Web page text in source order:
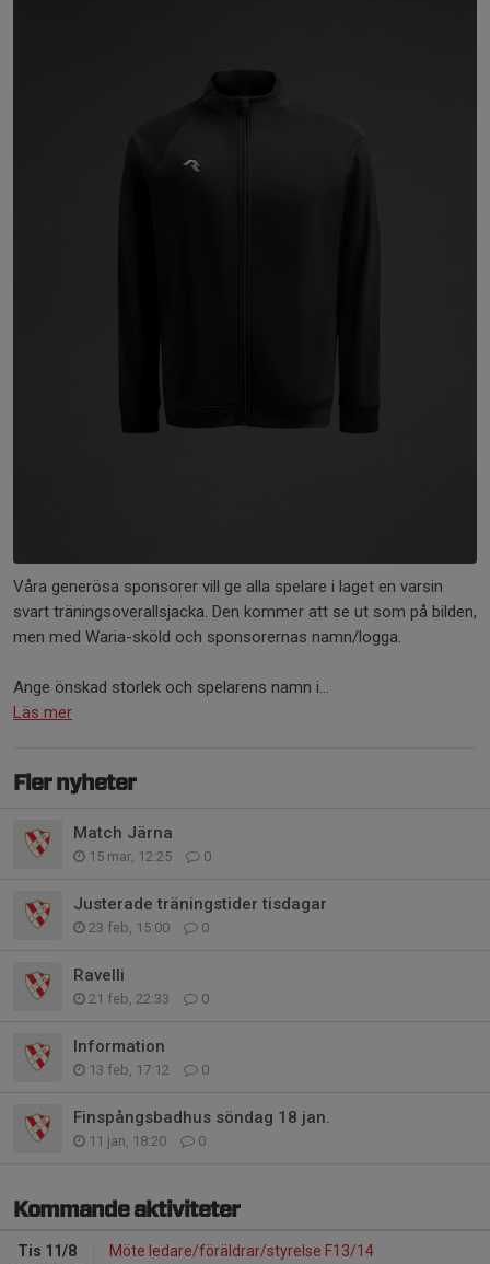
Våra generösa sponsorer vill ge alla spelare i laget en varsin
svart träningsoverallsjacka. Den kommer att se ut som på bilden,
men med Waria-sköld och sponsorernas namn/logga.
Ange önskad storlek och spelarens namn i...
Läs mer
Fler nyheter
Match Järna
15 mar, 12:25 0
Justerade träningstider tisdagar
23 feb, 15:00 0
Ravelli
21 feb, 22:33 0
Information
13 feb, 17:12 0
Finspångsbadhus söndag 18 jan.
11 jan, 18:20 0
Kommande aktiviteter
Tis 11/8 Möte ledare/föräldrar/styrelse F13/14